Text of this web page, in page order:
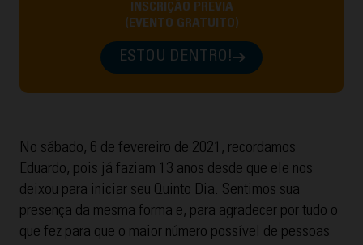
INSCRIÇÃO PRÉVIA
(EVENTO GRATUITO)
ESTOU DENTRO!
No sábado, 6 de fevereiro de 2021, recordamos
Eduardo, pois já faziam 13 anos desde que ele nos
deixou para iniciar seu Quinto Dia. Sentimos sua
presença da mesma forma e, para agradecer por tudo o
que fez para que o maior número possível de pessoas